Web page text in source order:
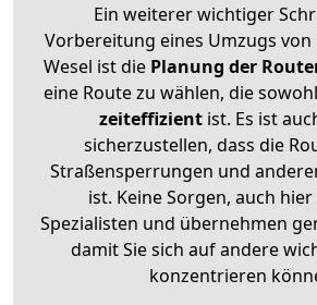
Ein weiterer wichtiger
Vorbereitung eines Umzugs
Wesel ist diePlanung der
eine Route zu wählen, die
zeiteffizientist. Es ist
sicherzustellen, dass die
Straßensperrungen und
ist. Keine Sorgen, auch
Spezialisten und übernehmen
damit Sie sich auf andere
konzentrieren